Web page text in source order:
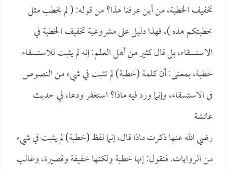
تخفيف الخطبة، من أين عرفنا هذا؟ من قوله: (لم يخطب مثل
خطبتكم هذه )، فهذا دليل على مشروعية تخفيف الخطبة في
الاستسقاء، بل قال كثير من أهل العلم: إنه لم يثبت للاستسقاء
خطبة، بمعنى: أن كلمة (خطبة) لم تثبت في شيء من النصوص
في الاستسقاء، وإنما ورد فيه ماذا؟ استغفر ودعا، في حديث
عائشة
رضي الله عنها ذكرت ماذا قال، إنما لفظ (خطبة) لم يثبت في شيء
من الروايات. فنقول: إنها خطبة ولكنها خفيفة وقصيرة، وغالب